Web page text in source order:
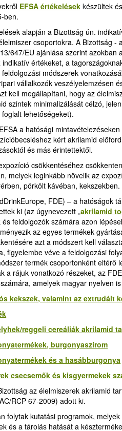
EFSA értékelésekkészültek
ben.
alapján a Bizottság ún.
csoportokra. A Bizottság -
647/EU ajánlása szerint azokban
értékeket, a
módszerek
vállalkozók veszélyelemzésen
kell megállapítani, hogy az
szintek minimalizálását célzó,
lehetőségeket).
a hatósági
kért akrilamid
és más érintettektől.
csökkentéséhez
melyek leginkább növelik az
pörkölt kávéban, kekszekben.
FDE) – a hatóságok
ki (az úgynevezett„akrilamid
feldolgozók számára azon
az egyes termékek
azt a módszert kell
figyelembe véve a feldolgozási
termék csoportonként eltérő
a rájuk vonatkozó részeket, az
amelyek magyar nyelven
kekszek, valamint az extrudált
reggeli cereáliák akrilamid
burgonyaszirom
és a hasábburgonya
csecsemők és kisgyermekek
az élelmiszerek akrilamid
RCP 67-2009) adott ki.
folytak kutatási programok,
és a tárolás hatását a